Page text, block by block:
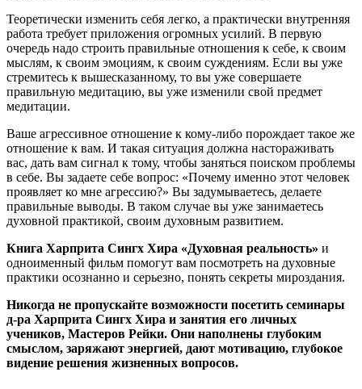
Теоретически изменить себя легко, а практически внутренняя
работа требует приложения огромных усилий. В первую
очередь надо строить правильные отношения к себе, к своим
мыслям, к своим эмоциям, к своим суждениям. Если вы уже
стремитесь к вышесказанному, то вы уже совершаете
правильную медитацию, вы уже изменили свой предмет
медитации.
Ваше агрессивное отношение к кому-либо порождает такое же
отношение к вам. И такая ситуация должна настораживать
вас, дать вам сигнал к тому, чтобы заняться поиском проблемы
в себе. Вы задаете себе вопрос: «Почему именно этот человек
проявляет ко мне агрессию?» Вы задумываетесь, делаете
правильные выводы. В таком случае вы уже занимаетесь
духовной практикой, своим духовным развитием.
Книга Харприта Сингх Хира «Духовная реальность» и
одноименный фильм помогут вам посмотреть на духовные
практики осознанно и серьезно, понять секреты мироздания.
Никогда не пропускайте возможности посетить семинары
д-ра Харприта Сингх Хира и занятия его личных
учеников, Мастеров Рейки. Они наполнены глубоким
смыслом, заряжают энергией, дают мотивацию, глубокое
видение решения жизненных вопросов.